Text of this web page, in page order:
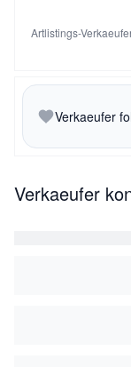
Artlistings-
Verkaeufer
Verkaeufer